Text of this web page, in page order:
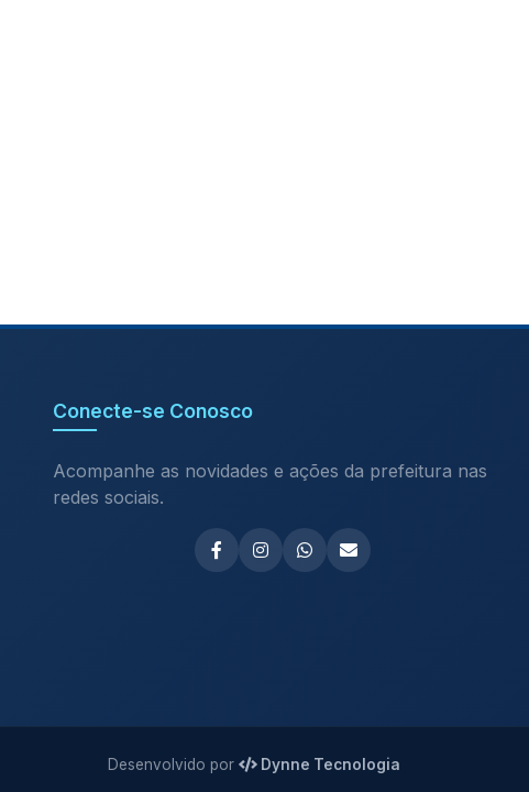
Conecte-se Conosco
Acompanhe as novidades e ações da prefeitura nas
redes sociais.
Desenvolvido por Dynne Tecnologia